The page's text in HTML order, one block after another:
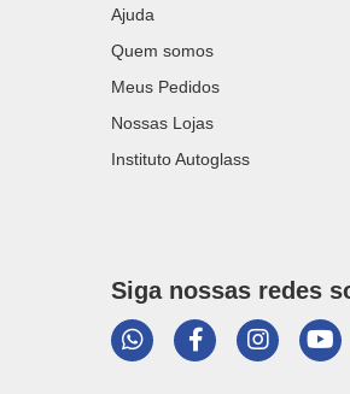
Ajuda
Quem somos
Meus Pedidos
Nossas Lojas
Instituto Autoglass
Siga nossas redes